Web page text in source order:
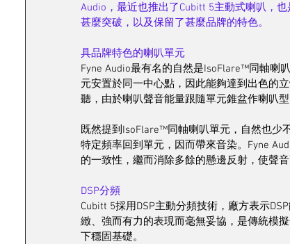
Audio，最近也推出了Cubitt 5主動式喇叭，
甚麼突破，以及保留了甚麼品牌的特色。
具品牌特色的喇叭單元
Fyne Audio最有名的自然是IsoFlare™同軸喇
元安置於同一中心點，因此能夠達到出色的
聽，由於喇叭聲音能量跟隨單元錐盆作喇叭
既然提到IsoFlare™同軸喇叭單元，自然也少
特定頻率回到單元，因而帶來音染。Fyne
的一致性，繼而消除多餘的懸邊反射，使聲音
DSP分頻
Cubitt 5採用DSP主動分頻技術，廠方表示
緻、強而有力的表現而毫無妥協，是傳統模
下穩固基礎。